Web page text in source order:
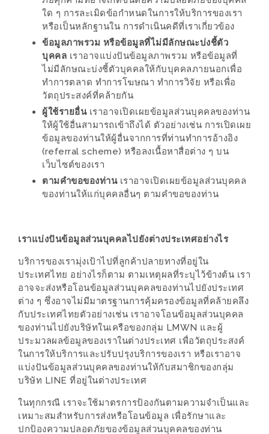
200
บาท
ชี้
เบาะแส
ความ
อร่อย
ตาม
รอย
อ้วน
น้า
อ้วน
ติดต่อ
น้า
อ้วน
น้า
อ้วน
ชวน
คุย
ใด ๆ การละเมิดข้อกำหนดในการให้บริการของเรา
หรือเป็นหลักฐานใน การดำเนินคดีที่เราเกี่ยวข้อง
ข้อมูลภาพรวม หรือข้อมูลที่ไม่มีลักษณะบ่งชี้ตัว
บุคคล เราอาจแบ่งปันข้อมูลภาพรวม หรือข้อมูลที่
ไม่มีลักษณะบ่งชี้ตัวบุคคลให้กับบุคคลภายนอกเพื่อ
ทำการตลาด ทำการโฆษณา ทำการวิจัย หรือเพื่อ
วัตถุประสงค์ที่คล้ายกัน
ผู้ใช้รายอื่นเราอาจเปิดเผยข้อมูลส่วนบุคคลของท่าน
ให้ผู้ใช้อื่นสามารถเข้าถึงได้ ตัวอย่างเช่น การเปิดเผย
ข้อมูลของท่านให้ผู้อื่นจากการที่ท่านทำการอ้างอิง
(referral scheme) หรือลงเนื้อหาสื่อต่าง ๆ บน
เว็บไซต์ของเรา
ตามคำขอของท่านเราอาจเปิดเผยข้อมูลส่วนบุคคล
ของท่านให้แก่บุคคลอื่นๆ ตามคำขอของท่าน
เราแบ่งปันข้อมูลส่วนบุคคลไปยังต่างประเทศอย่างไร
บริการของเรามุ่งเป้าไปที่ลูกค้าปลายทางที่อยู่ใน
ประเทศไทย อย่างไรก็ตาม ตามเหตุผลที่ระบุไว้ข้างต้น เรา
อาจจะส่งหรือโอนข้อมูลส่วนบุคคลของท่านไปยังประเทศ
ต่าง ๆ ซึ่งอาจไม่มีมาตรฐานการคุ้มครองข้อมูลที่คล้ายคลึง
กับประเทศไทยตัวอย่างเช่น เราอาจโอนข้อมูลส่วนบุคคล
ของท่านไปยังบริษัทในเครือของกลุ่ม LMWN และผู้
ประมวลผลข้อมูลของเราในต่างประเทศ เพื่อวัตถุประสงค์
ในการให้บริการและปรับปรุงบริการของเรา หรือเราอาจ
แบ่งปันข้อมูลส่วนบุคคลของท่านให้กับสมาชิกของกลุ่ม
บริษัท LINE ที่อยู่ในต่างประเทศ
ในทุกกรณี เราจะใช้มาตรการป้องกันตามความจำเป็นและ
เหมาะสมสำหรับการส่งหรือโอนข้อมูล เพื่อรักษาและ
ปกป้องความปลอดภัยของข้อมูลส่วนบุคคลของท่าน